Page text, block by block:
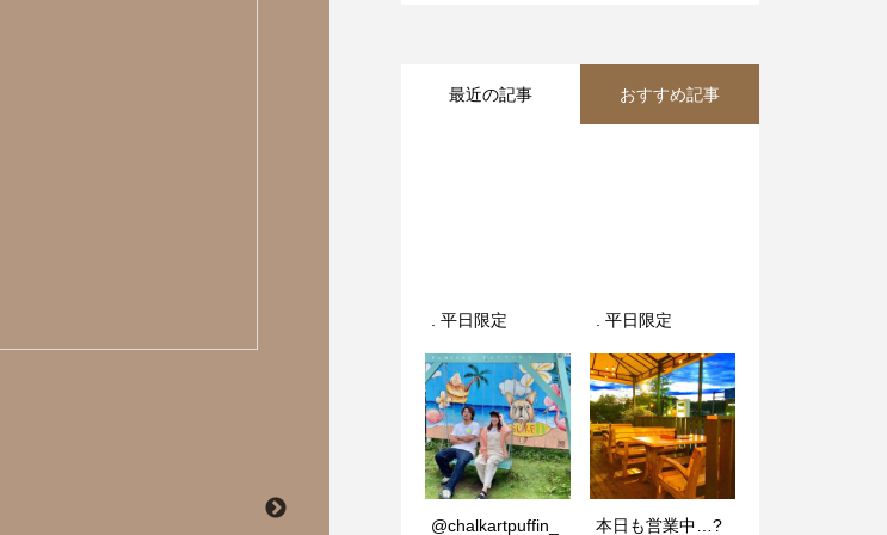
最近の記事 おすすめ記事
. 平日限定️ . 平日限定️
@chalkartpuffin_ 本日も営業中…?
いちごスムージ
ー
手掴みシーフード
で 乾杯しません
か？‍